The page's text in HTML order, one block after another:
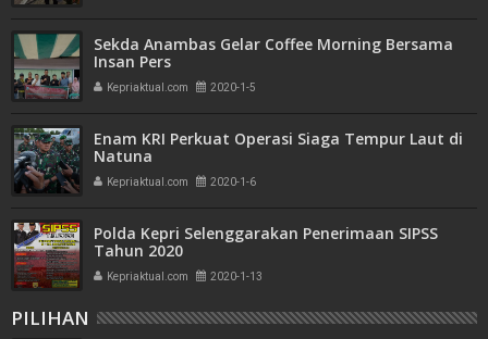
Sekda Anambas Gelar Coffee Morning Bersama
Insan Pers
Kepriaktual.com 2020-1-5
Enam KRI Perkuat Operasi Siaga Tempur Laut di
Natuna
Kepriaktual.com 2020-1-6
Polda Kepri Selenggarakan Penerimaan SIPSS
Tahun 2020
Kepriaktual.com 2020-1-13
PILIHAN